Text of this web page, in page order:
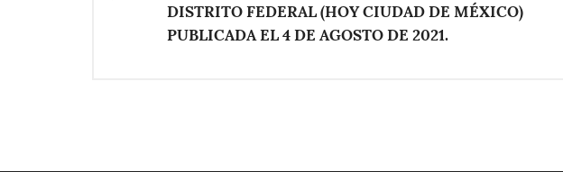
DISTRITO FEDERAL (HOY CIUDAD DE MÉXICO)
PUBLICADA EL 4 DE AGOSTO DE 2021.